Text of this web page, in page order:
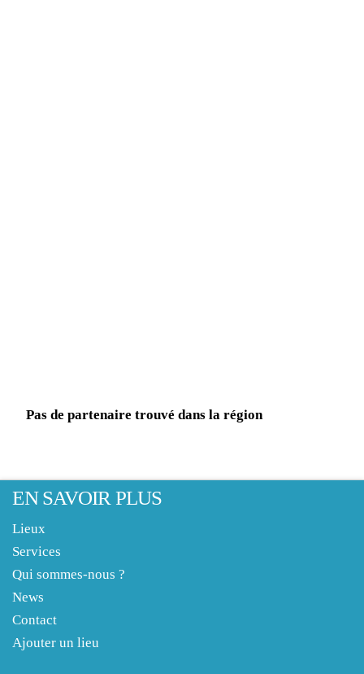
Pas de partenaire trouvé dans la région
EN SAVOIR PLUS
Lieux
Services
Qui sommes-nous ?
News
Contact
Ajouter un lieu